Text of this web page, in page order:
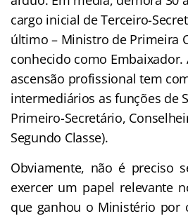
cargo inicial de Terceiro-
último – Ministro de Primeira
conhecido como Embaixador.
ascensão profissional tem
intermediários as funções de
Primeiro-Secretário,
Segundo Classe).
Obviamente, não é preciso
exercer um papel relevante
que ganhou o Ministério por